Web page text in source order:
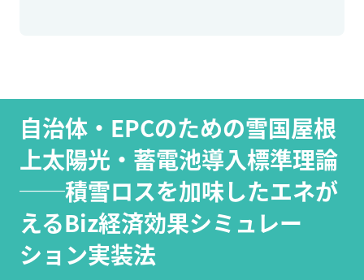
自治体・EPCのための雪国屋根
上太陽光・蓄電池導入標準理論
──積雪ロスを加味したエネが
えるBiz経済効果シミュレー
ション実装法